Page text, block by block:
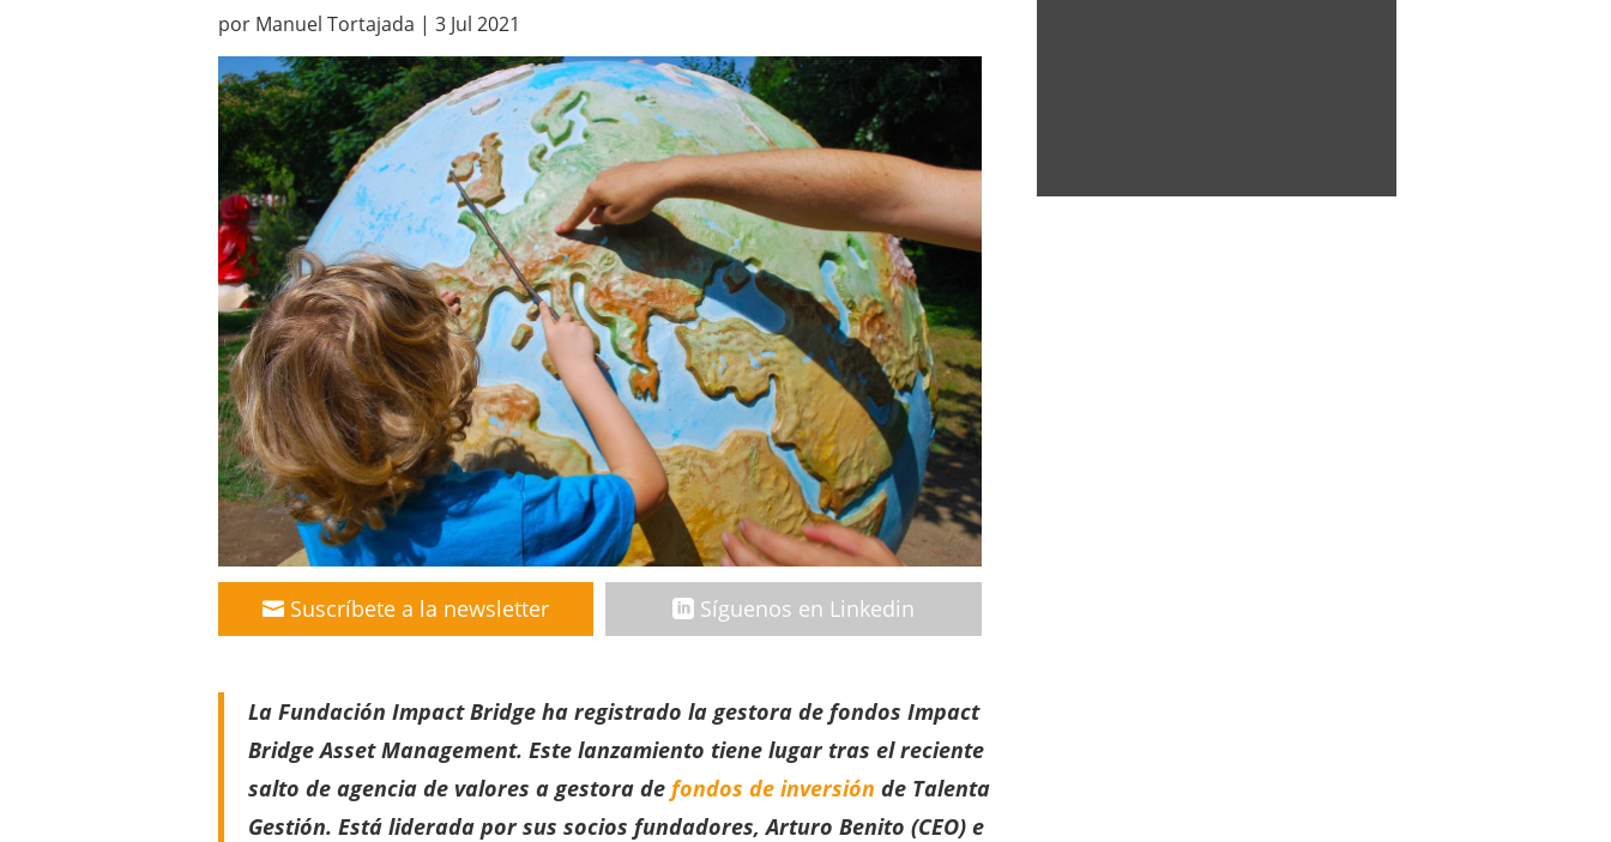
por Manuel Tortajada | 3 Jul 2021
Suscríbete a la newsletter Síguenos en Linkedin
La Fundación Impact Bridge ha registrado la gestora de fondos Impact
Bridge Asset Management. Este lanzamiento tiene lugar tras el reciente
salto de agencia de valores a gestora de fondos de inversión de Talenta
Gestión. Está liderada por sus socios fundadores, Arturo Benito (CEO) e